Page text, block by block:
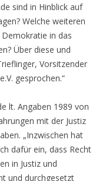
sind in Hinblick auf
Welche weiteren
in das
Über diese und
Vorsitzender
gesprochen.“
lt. Angaben 1989 von
mit der Justiz
„Inzwischen hat
dafür ein, dass Recht
in Justiz und
und durchgesetzt